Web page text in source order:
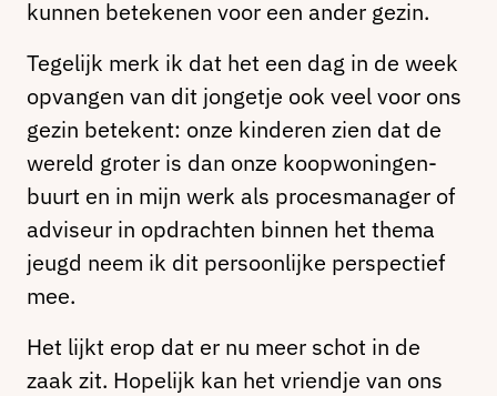
kunnen betekenen voor een ander gezin.
Tegelijk merk ik dat het een dag in de week
opvangen van dit jongetje ook veel voor ons
gezin betekent: onze kinderen zien dat de
wereld groter is dan onze koopwoningen-
buurt en in mijn werk als procesmanager of
adviseur in opdrachten binnen het thema
jeugd neem ik dit persoonlijke perspectief
mee.
Het lijkt erop dat er nu meer schot in de
zaak zit. Hopelijk kan het vriendje van ons